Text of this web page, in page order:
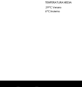
TEMPERATURA MEDIA
29ºC Verano
6ºC Invierno